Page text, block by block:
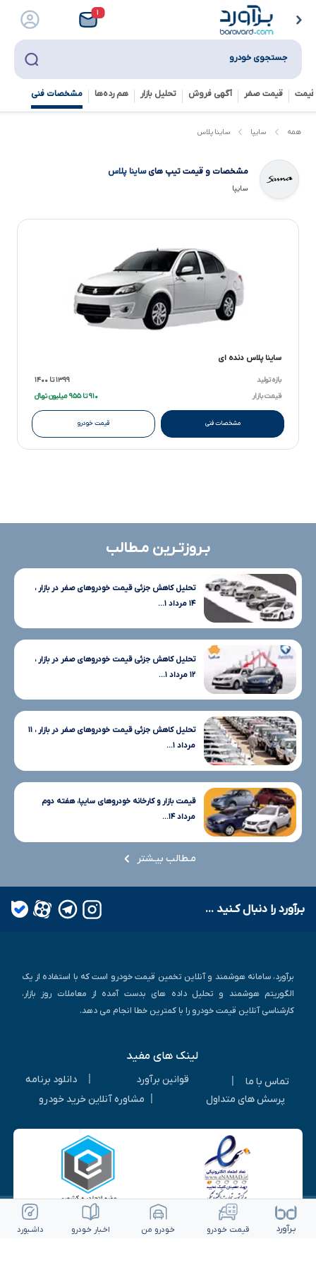
۱
جستجوی خودرو
قیمت صفر آگهی فروش تحلیل بازار هم رده‌ها‌ مشخصات فنی
همه سایپا ساینا پلاس
مشخصات و قیمت تیپ هایساینا پلاس
سایپا
ساینا پلاس دنده ای
بازه تولید
۱۳۹۹ تا ۱۴۰۰
قیمت بازار
۹۱۰ تا ۹۵۵ میلیون تومانءءء
مشخصات فنی قیمت خودرو
بـروزتـرین مـطالب
تحلیل کاهش جزئی قیمت خودروهای صفر در بازار ،
۱۴ مرداد ۱...
تحلیل کاهش جزئی قیمت خودروهای صفر در بازار ،
۱۲ مرداد ۱...
تحلیل کاهش جزئی قیمت خودروهای صفر در بازار ، ۱۱
مرداد ۱...
قیمت بازار و کارخانه خودروهای سایپا، هفته دوم
مرداد ۱۴...
مـطالب بیـشتر
بـرآورد را دنبال کـنید ...
برآورد، سامانه هوشمند و آنلاین تخمین قیمت خودرو است که با استفاده از یک
الگوریتم هوشمند و تحلیل داده های بدست آمده از معاملات روز بازار،
کارشناسی آنلاین قیمت خودرو را با کمترین خطا انجام می دهد.
لینک های مفید
تماس با ما قوانین برآورد
دانلود برنامه
پرسش های متداول
مشاوره آنلاین خرید خودرو
بـرآورد قیمت خـودرو خـودرو من اخـبار خـودرو داشـبورد